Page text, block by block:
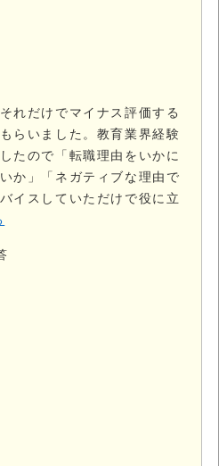
れだけでマイナス評価する
らいました。教育業界経験
たので「転職理由をいかに
か」「ネガティブな理由で
イスしていただけで役に立